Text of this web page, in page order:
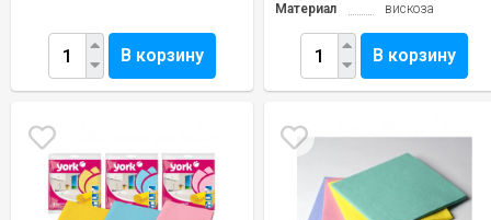
В корзину
Материал вискоза
В корзину